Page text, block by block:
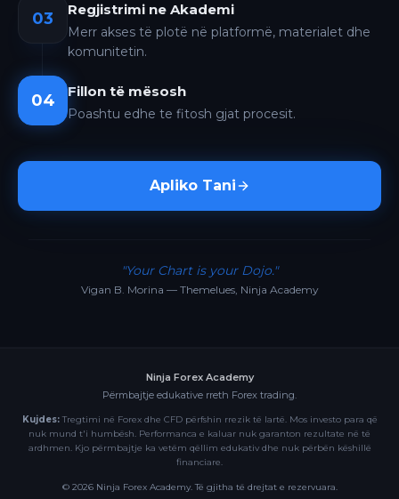
03 Regjistrimi ne Akademi
Merr akses të plotë në platformë, materialet dhe
komunitetin.
04 Fillon të mësosh
Poashtu edhe te fitosh gjat procesit.
Apliko Tani
"Your Chart is your Dojo."
Vigan B. Morina — Themelues, Ninja Academy
Ninja Forex Academy
Përmbajtje edukative rreth Forex trading.
Kujdes:Tregtimi në Forex dhe CFD përfshin rrezik të lartë. Mos investo para që
nuk mund t'i humbësh. Performanca e kaluar nuk garanton rezultate në të
ardhmen. Kjo përmbajtje ka vetëm qëllim edukativ dhe nuk përbën këshillë
financiare.
© 2026Ninja Forex Academy. Të gjitha të drejtat e rezervuara.